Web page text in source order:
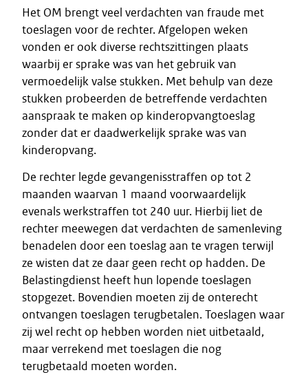
Het OM brengt veel verdachten van fraude met
toeslagen voor de rechter. Afgelopen weken
vonden er ook diverse rechtszittingen plaats
waarbij er sprake was van het gebruik van
vermoedelijk valse stukken. Met behulp van deze
stukken probeerden de betreffende verdachten
aanspraak te maken op kinderopvangtoeslag
zonder dat er daadwerkelijk sprake was van
kinderopvang.
De rechter legde gevangenisstraffen op tot 2
maanden waarvan 1 maand voorwaardelijk
evenals werkstraffen tot 240 uur. Hierbij liet de
rechter meewegen dat verdachten de samenleving
benadelen door een toeslag aan te vragen terwijl
ze wisten dat ze daar geen recht op hadden. De
Belastingdienst heeft hun lopende toeslagen
stopgezet. Bovendien moeten zij de onterecht
ontvangen toeslagen terugbetalen. Toeslagen waar
zij wel recht op hebben worden niet uitbetaald,
maar verrekend met toeslagen die nog
terugbetaald moeten worden.